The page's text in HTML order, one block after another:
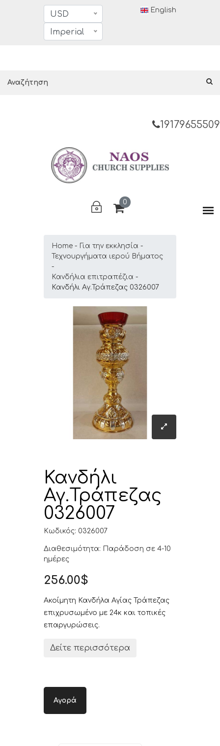
USD
Imperial
English
19179655509
0
Home
Για την εκκλησία
Τεχνουργήματα ιερού Βήματος
Κανδήλια επιτραπέζια
Κανδήλι Αγ.Τράπεζας 0326007
Κανδήλι
Αγ.Τράπεζας
0326007
Κωδικός: 0326007
Διαθεσιμότητα: Παράδοση σε 4-10
ημέρες
256.00$
Ακοίμητη Κανδήλα Αγίας Τράπεζας
επιχρυσωμένο με 24κ και τοπικές
επαργυρώσεις.
Δείτε περισσότερα
Αγορά